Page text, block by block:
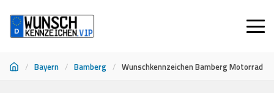
/ Bayern / Bamberg / Wunschkennzeichen Bamberg Motorrad